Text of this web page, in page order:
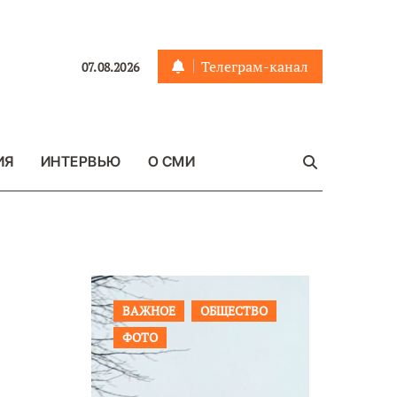
07.08.2026 Телеграм-канал
ИНТЕРВЬЮ О СМИ
ПРОИСШЕСТВИЯ ФОТО